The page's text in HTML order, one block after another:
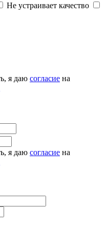
Не устраивает качество
я даю согласие на
я даю согласие на